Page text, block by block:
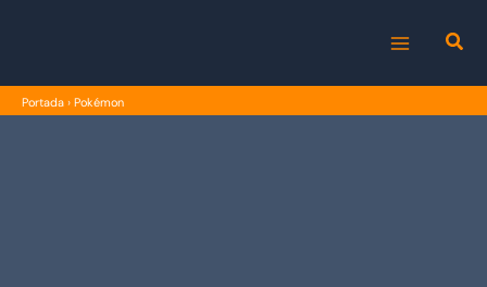
MENU
Portada › Pokémon